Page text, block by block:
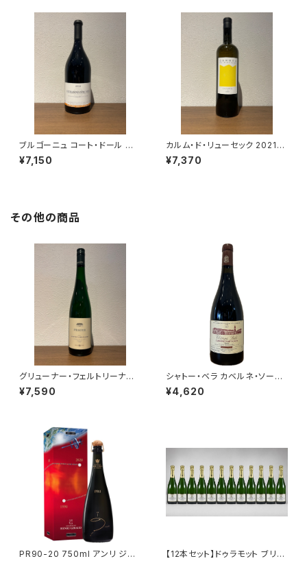
ブルゴーニュ コート・ドール ル
ージュ 2022 トロ・ボー 赤ワイ
ン ブルゴーニュ 750ml
¥7,150
カルム・ド・リューセック 2021
極甘口 貴腐ワイン ソーテルヌ 7
50ml
¥7,370
その他の商品
グリューナー・フェルトリーナー
ヒンター・デル・ブルグ フェーダ
ーシュピール 2024 プラーガー
¥7,590
シャトー・ベラ カベルネ・ソーヴ
ィニヨン 2019 エゴン・ミュラー
赤ワイン スロヴァキア 750ml
¥4,620
PR90-20 750ml アンリ ジロ
【12本セット】ドゥラモット ブリュ